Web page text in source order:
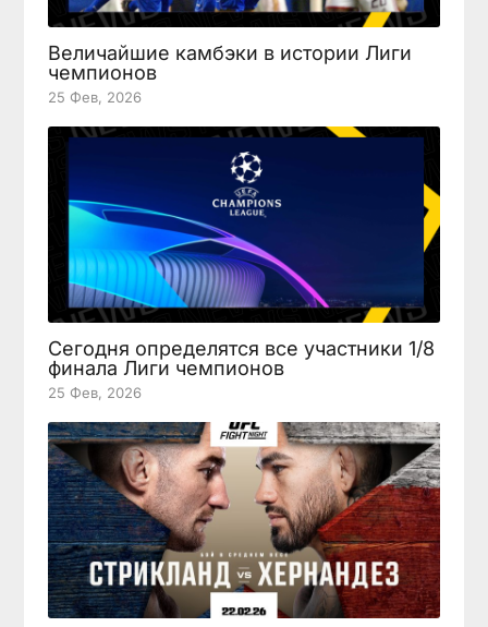
Величайшие камбэки в истории Лиги
чемпионов
25 Фев, 2026
Сегодня определятся все участники 1/8
финала Лиги чемпионов
25 Фев, 2026